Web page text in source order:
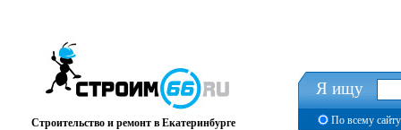
Строительство и ремонт в Екатеринбурге
Я ищу
По всему сайту